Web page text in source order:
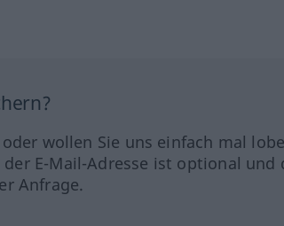
wollen Sie uns einfach mal
E-Mail-Adresse ist optional und
Anfrage.